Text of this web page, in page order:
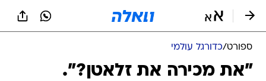
ספורט/כדורגל עולמי
"את מכירה את זלאטן?".